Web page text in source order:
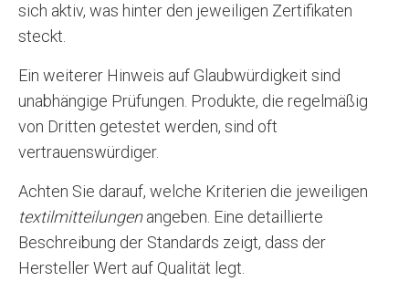
sich aktiv, was hinter den jeweiligen Zertifikaten
steckt.
Ein weiterer Hinweis auf Glaubwürdigkeit sind
unabhängige Prüfungen. Produkte, die regelmäßig
von Dritten getestet werden, sind oft
vertrauenswürdiger.
Achten Sie darauf, welche Kriterien die jeweiligen
textilmitteilungenangeben. Eine detaillierte
Beschreibung der Standards zeigt, dass der
Hersteller Wert auf Qualität legt.